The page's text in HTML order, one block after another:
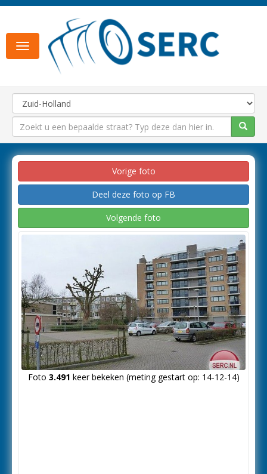
Toggle
navigation
Vorige foto
Deel deze foto op FB
Volgende foto
Foto 3.491 keer bekeken (meting gestart op: 14-12-14)